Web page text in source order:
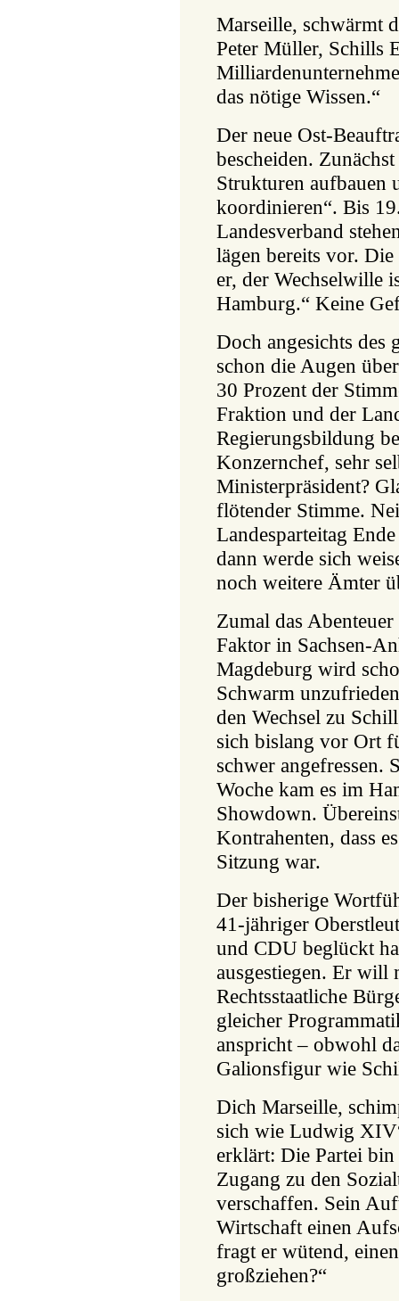
Marseille, schwärmt
Peter Müller, Schills
das nötige Wissen.“
Der neue Ost-
bescheiden.
Strukturen aufbauen
koordinieren“. Bis
Landesverband
lägen bereits vor.
er, der Wechselwille
Hamburg.“ Keine
Doch angesichts des
schon die Augen
30 Prozent der
Fraktion und der
Regierungsbildung
Konzernchef, sehr
Ministerpräsident?
flötender Stimme.
Landesparteitag
dann werde sich
noch weitere Ämter
Zumal das
Faktor in Sachsen-
Magdeburg wird
Schwarm
den Wechsel zu
sich bislang vor Ort
schwer angefressen.
Woche kam es im
Showdown.
Kontrahenten, dass
Sitzung war.
Der bisherige
41-jähriger
und CDU beglückt
ausgestiegen. Er will
Rechtsstaatliche
gleicher
anspricht – obwohl
Galionsfigur wie
Dich Marseille,
sich wie Ludwig
erklärt: Die Partei
Zugang zu den
verschaffen. Sein
Wirtschaft einen
fragt er wütend,
großziehen?“